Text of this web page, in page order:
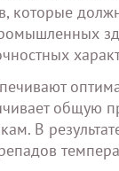
которые
общую
В